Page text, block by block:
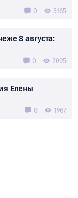
0 3165
8 августа:
0 2095
Елены
0 1967